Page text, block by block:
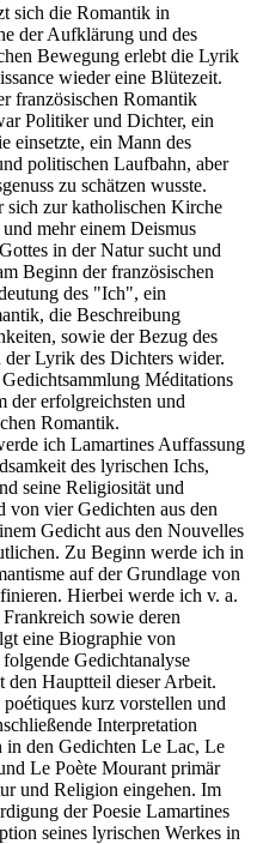
sich die Romantik in
der Aufklärung und des
Bewegung erlebt die Lyrik
wieder eine Blütezeit.
französischen Romantik
Politiker und Dichter, ein
einsetzte, ein Mann des
politischen Laufbahn, aber
zu schätzen wusste.
sich zur katholischen Kirche
mehr einem Deismus
in der Natur sucht und
Beginn der französischen
des "Ich", ein
die Beschreibung
sowie der Bezug des
Lyrik des Dichters wider.
Méditations
der erfolgreichsten und
Romantik.
ich Lamartines Auffassung
des lyrischen Ichs,
seine Religiosität und
von vier Gedichten aus den
Gedicht aus den Nouvelles
Zu Beginn werde ich in
auf der Grundlage von
Hierbei werde ich v. a.
sowie deren
eine Biographie von
Gedichtanalyse
den Hauptteil dieser Arbeit.
kurz vorstellen und
Interpretation
in den Gedichten Le Lac, Le
Le Poète Mourant primär
und Religion eingehen. Im
der Poesie Lamartines
seines lyrischen Werkes in